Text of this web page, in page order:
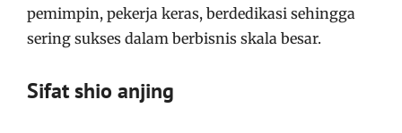
pemimpin, pekerja keras, berdedikasi sehingga
sering sukses dalam berbisnis skala besar.
Sifat shio anjing